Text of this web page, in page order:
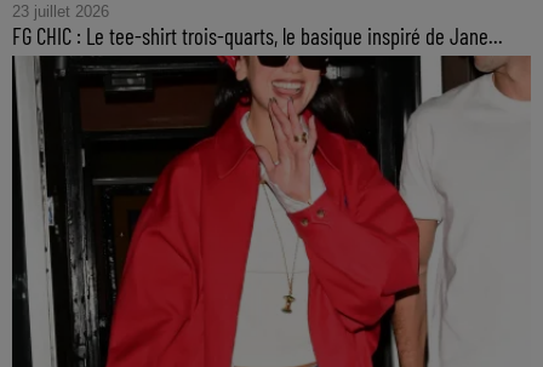
23 juillet 2026
FG CHIC : Le tee-shirt trois-quarts, le basique inspiré de Jane...